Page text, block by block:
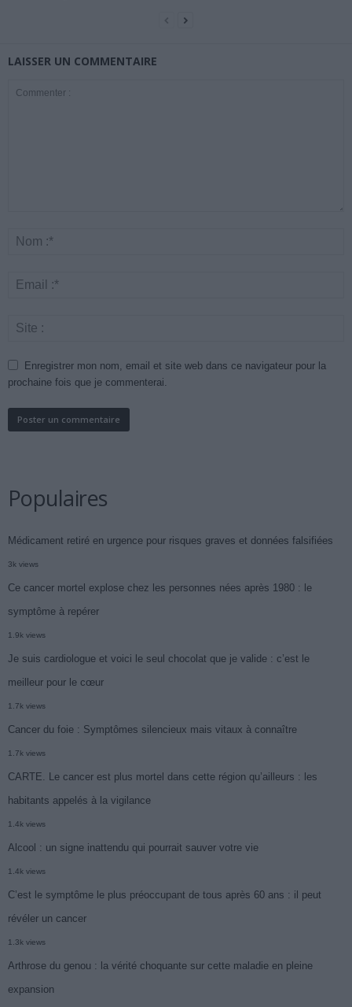
LAISSER UN COMMENTAIRE
Enregistrer mon nom, email et site web dans ce navigateur pour la
prochaine fois que je commenterai.
Populaires
Médicament retiré en urgence pour risques graves et données falsifiées
3k views
Ce cancer mortel explose chez les personnes nées après 1980 : le
symptôme à repérer
1.9k views
Je suis cardiologue et voici le seul chocolat que je valide : c’est le
meilleur pour le cœur
1.7k views
Cancer du foie : Symptômes silencieux mais vitaux à connaître
1.7k views
CARTE. Le cancer est plus mortel dans cette région qu’ailleurs : les
habitants appelés à la vigilance
1.4k views
Alcool : un signe inattendu qui pourrait sauver votre vie
1.4k views
C’est le symptôme le plus préoccupant de tous après 60 ans : il peut
révéler un cancer
1.3k views
Arthrose du genou : la vérité choquante sur cette maladie en pleine
expansion